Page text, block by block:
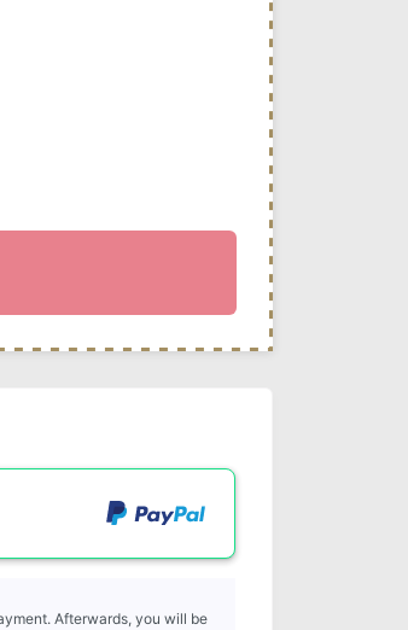
Afterwards, you will be